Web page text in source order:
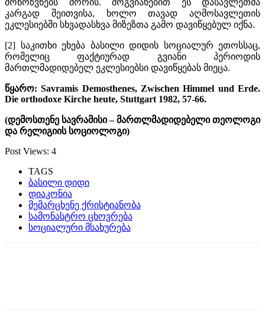
კარგად შეითვისა, ხოლო თავად აღმოსავლეთის
ეკლესიებში სხვადასხვა მიზეზთა გამო დავიწყებულ იქნა.
[2] საკითხი ეხება ბასილი დიდის სოციალურ ეთოსსაც,
რომელიც ფაქტიურად გვიანი პერიოდის
მართლმადიდებელ ეკლესიებსი დავიწყებას მიეცა.
წყარო: Savramis Demosthenes, Zwischen Himmel und Erde.
Die orthodoxe Kirche heute, Stuttgart 1982, 57-66.
(დემოსთენე სავრამისი – მართლმადიდებელი თეოლოგი
და რელიგიის სოციოლოგი)
Post Views: 4
TAGS
ბასილი დიდი
დიაკონია
მემარცხენე ქრისტიანობა
სამონასტრო ცხოვრება
სოციალური მსახურება